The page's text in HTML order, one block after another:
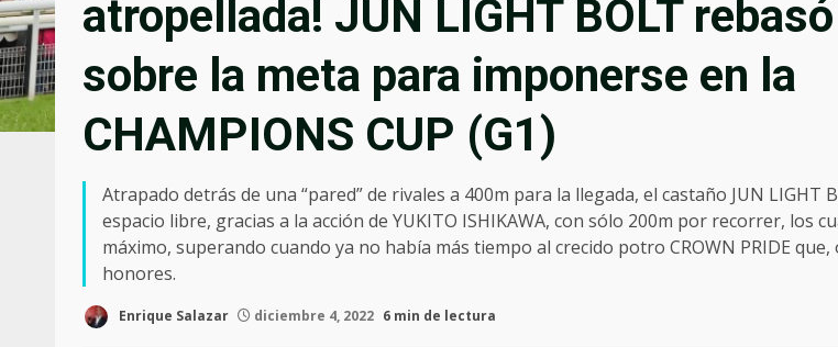
atropellada! JUN LIGHT BOLT
sobre la meta para imponerse en la
CHAMPIONS CUP (G1)
Atrapado detrás de una “pared” de rivales a 400m para la llegada, el castaño JUN LIGHT
espacio libre, gracias a la acción de YUKITO ISHIKAWA, con sólo 200m por recorrer, los
máximo, superando cuando ya no había más tiempo al crecido potro CROWN PRIDE que,
honores.
Enrique Salazar diciembre 4, 2022 6 min de lectura